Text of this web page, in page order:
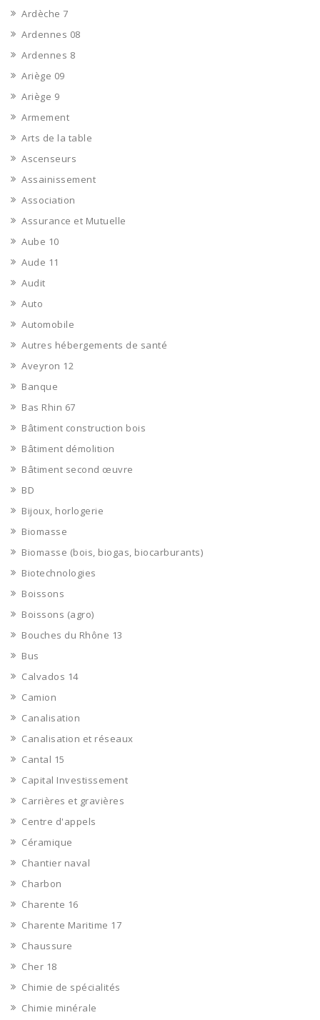
Ardèche 7
Ardennes 08
Ardennes 8
Ariège 09
Ariège 9
Armement
Arts de la table
Ascenseurs
Assainissement
Association
Assurance et Mutuelle
Aube 10
Aude 11
Audit
Auto
Automobile
Autres hébergements de santé
Aveyron 12
Banque
Bas Rhin 67
Bâtiment construction bois
Bâtiment démolition
Bâtiment second œuvre
BD
Bijoux, horlogerie
Biomasse
Biomasse (bois, biogas, biocarburants)
Biotechnologies
Boissons
Boissons (agro)
Bouches du Rhône 13
Bus
Calvados 14
Camion
Canalisation
Canalisation et réseaux
Cantal 15
Capital Investissement
Carrières et gravières
Centre d'appels
Céramique
Chantier naval
Charbon
Charente 16
Charente Maritime 17
Chaussure
Cher 18
Chimie de spécialités
Chimie minérale